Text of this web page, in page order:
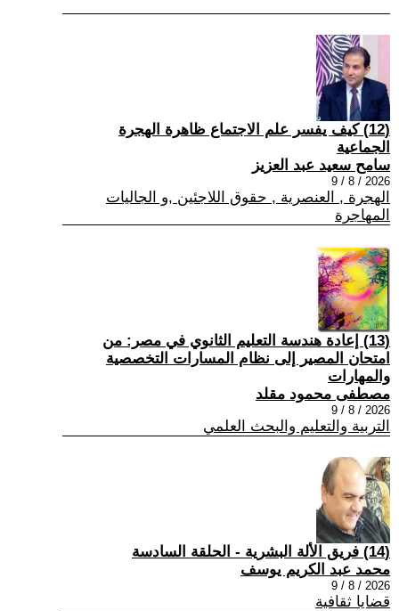
(12) كيف يفسر علم الاجتماع ظاهرة الهجرة
الجماعية
سامح سعيد عبد العزيز
2026 / 8 / 9
الهجرة , العنصرية , حقوق اللاجئين ,و الجاليات
المهاجرة
(13) إعادة هندسة التعليم الثانوي في مصر: من
امتحان المصير إلى نظام المسارات التخصصية
والمهارات
مصطفى محمود مقلد
2026 / 8 / 9
التربية والتعليم والبحث العلمي
(14) فريق الألة البشرية - الحلقة السادسة
محمد عبد الكريم يوسف
2026 / 8 / 9
قضايا ثقافية